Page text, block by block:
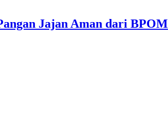
Jajan Aman dari BPOM